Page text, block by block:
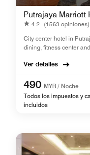
Putrajaya Marriott
4.2
(1563 opiniones)
City center hotel in
dining, fitness center
Ver detalles
490 MYR / Noche
Todos los impuestos y
incluidos